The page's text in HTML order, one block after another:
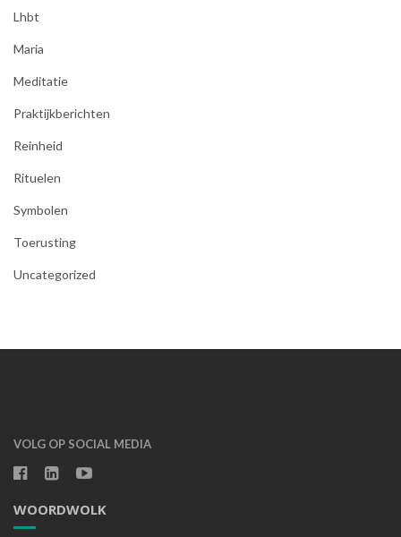
Lhbt
Maria
Meditatie
Praktijkberichten
Reinheid
Rituelen
Symbolen
Toerusting
Uncategorized
VOLG OP SOCIAL MEDIA
WOORDWOLK